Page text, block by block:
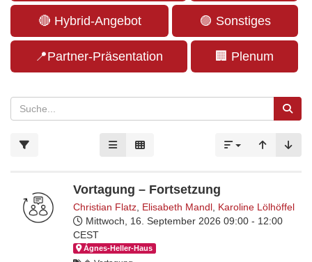
🔴 Hybrid-Angebot 🟣 Sonstiges
📍Partner-Präsentation 🏢 Plenum
Vortagung – Fortsetzung
Christian Flatz Elisabeth Mandl Karoline Lölhöffel
Mittwoch, 16. September 2026 09:00 - 12:00
CEST
Ágnes-Hel­ler-Haus